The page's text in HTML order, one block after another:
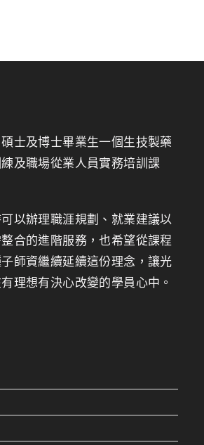
士及博士畢業生一個生技製藥
及職場從業人員實務培訓課
以辦理職涯規劃、就業建議以
合的進階服務，也希望從課程
師資繼續延續這份理念，讓光
理想有決心改變的學員心中。